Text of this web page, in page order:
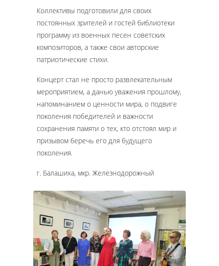
Коллективы подготовили для своих
постоянных зрителей и гостей библиотеки
программу из военных песен советских
композиторов, а также свои авторские
патриотические стихи.
Концерт стал не просто развлекательным
мероприятием, а данью уважения прошлому,
напоминанием о ценности мира, о подвиге
поколения победителей и важности
сохранения памяти о тех, кто отстоял мир и
призывом беречь его для будущего
поколения.
г. Балашиха, мкр. Железнодорожный